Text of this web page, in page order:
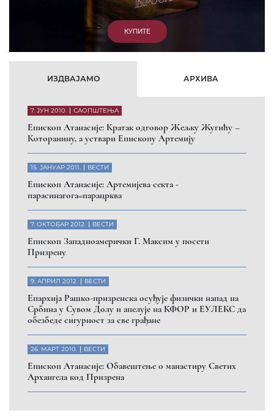
ИЗДВАЈАМО АРХИВА
7. ЈУН 2010. САОПШТЕЊА
Eпископ Атанасије: Кратак одговор Жељку Жугићу –
Которанину, а уствари Епископу Артемију
15. ЈАНУАР 2011. ВЕСТИ
Eпископ Атанасије: Артемијева секта -
парасинагога=парацрква
7. ОКТОБАР 2012. ВЕСТИ
Eпископ Западноамерички Г. Максим у посети
Призрену
9. АПРИЛ 2012. ВЕСТИ
Eпархија Рашко-призренска осуђује физички напад на
Србина у Сувом Долу и апелује на КФОР и ЕУЛЕКС да
обезбеде сигурност за све грађане
26. МАРТ 2010. ВЕСТИ
Eпископ Атанасије: Обавештење о манастиру Светих
Архангела код Призрена